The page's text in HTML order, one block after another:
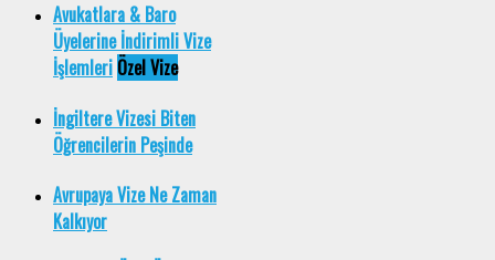
Avukatlara & Baro
Üyelerine İndirimli Vize
İşlemleri Özel Vize
İngiltere Vizesi Biten
Öğrencilerin Peşinde
Avrupaya Vize Ne Zaman
Kalkıyor